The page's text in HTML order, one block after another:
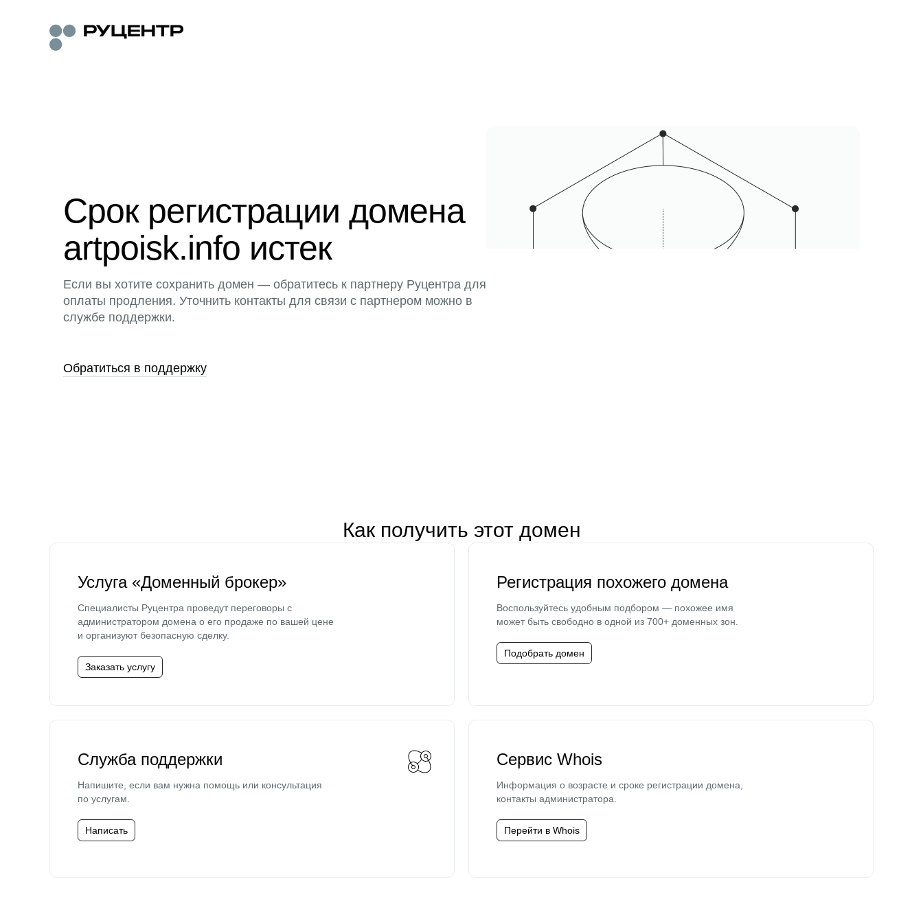
Срок регистрации домена
artpoisk.info истек
Если вы хотите сохранить домен — обратитесь к партнеру Руцентра для
оплаты продления. Уточнить контакты для связи с партнером можно в
службе поддержки.
Обратиться в поддержку
Как получить этот домен
Услуга «Доменный брокер»
Специалисты Руцентра проведут переговоры с
администратором домена о его продаже по вашей цене
и организуют безопасную сделку.
Заказать услугу
Регистрация похожего домена
Воспользуйтесь удобным подбором — похожее имя
может быть свободно в одной из 700+ доменных зон.
Подобрать домен
Служба поддержки
Напишите, если вам нужна помощь или консультация
по услугам.
Написать
Сервис Whois
Информация о возрасте и сроке регистрации домена,
контакты администратора.
Перейти в Whois